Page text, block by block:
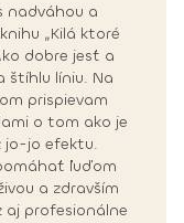
nadváhou a
„Kilá ktoré
dobre jesť a
štíhlu líniu. Na
prispievam
o tom ako je
jo-jo efektu.
ľuďom
a zdravším
aj profesionálne